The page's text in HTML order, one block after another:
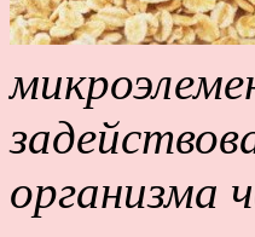
организма